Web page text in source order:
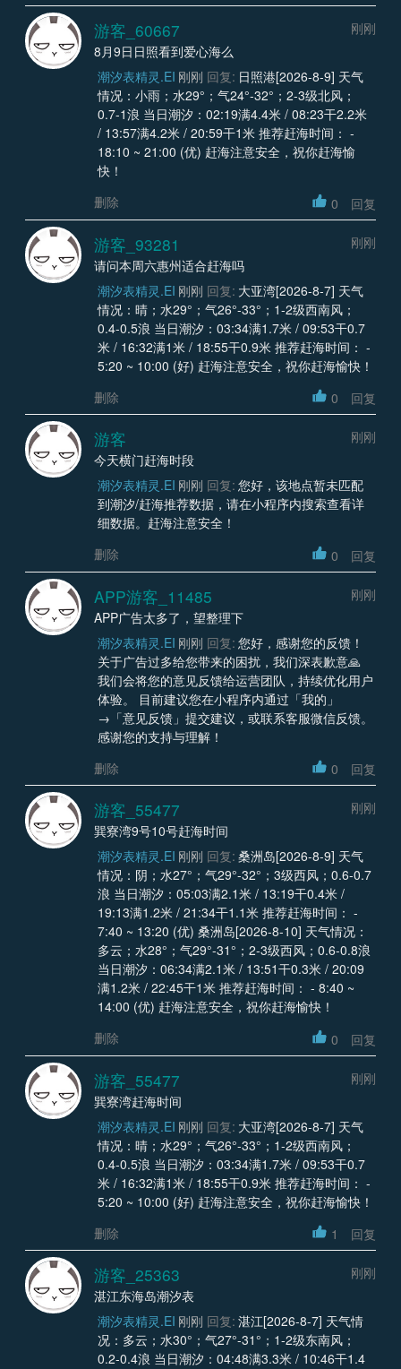
游客_60667
刚刚
8月9日日照看到爱心海么
潮汐表精灵.EI 刚刚 回复: 日照港[2026-8-9] 天气
情况：小雨；水29°；气24°-32°；2-3级北风；
0.7-1浪 当日潮汐：02:19满4.4米 / 08:23干2.2米
/ 13:57满4.2米 / 20:59干1米 推荐赶海时间： -
18:10 ~ 21:00 (优) 赶海注意安全，祝你赶海愉
快！
删除
0 回复
游客_93281
刚刚
请问本周六惠州适合赶海吗
潮汐表精灵.EI 刚刚 回复: 大亚湾[2026-8-7] 天气
情况：晴；水29°；气26°-33°；1-2级西南风；
0.4-0.5浪 当日潮汐：03:34满1.7米 / 09:53干0.7
米 / 16:32满1米 / 18:55干0.9米 推荐赶海时间： -
5:20 ~ 10:00 (好) 赶海注意安全，祝你赶海愉快！
删除
0 回复
游客
刚刚
今天横门赶海时段
潮汐表精灵.EI 刚刚 回复: 您好，该地点暂未匹配
到潮汐/赶海推荐数据，请在小程序内搜索查看详
细数据。赶海注意安全！
删除
0 回复
APP游客_11485
刚刚
APP广告太多了，望整理下
潮汐表精灵.EI 刚刚 回复: 您好，感谢您的反馈！
关于广告过多给您带来的困扰，我们深表歉意🙏
我们会将您的意见反馈给运营团队，持续优化用户
体验。 目前建议您在小程序内通过「我的」
→「意见反馈」提交建议，或联系客服微信反馈。
感谢您的支持与理解！
删除
0 回复
游客_55477
刚刚
巽寮湾9号10号赶海时间
潮汐表精灵.EI 刚刚 回复: 桑洲岛[2026-8-9] 天气
情况：阴；水27°；气29°-32°；3级西风；0.6-0.7
浪 当日潮汐：05:03满2.1米 / 13:19干0.4米 /
19:13满1.2米 / 21:34干1.1米 推荐赶海时间： -
7:40 ~ 13:20 (优) 桑洲岛[2026-8-10] 天气情况：
多云；水28°；气29°-31°；2-3级西风；0.6-0.8浪
当日潮汐：06:34满2.1米 / 13:51干0.3米 / 20:09
满1.2米 / 22:45干1米 推荐赶海时间： - 8:40 ~
14:00 (优) 赶海注意安全，祝你赶海愉快！
删除
0 回复
游客_55477
刚刚
巽寮湾赶海时间
潮汐表精灵.EI 刚刚 回复: 大亚湾[2026-8-7] 天气
情况：晴；水29°；气26°-33°；1-2级西南风；
0.4-0.5浪 当日潮汐：03:34满1.7米 / 09:53干0.7
米 / 16:32满1米 / 18:55干0.9米 推荐赶海时间： -
5:20 ~ 10:00 (好) 赶海注意安全，祝你赶海愉快！
删除
1 回复
游客_25363
刚刚
湛江东海岛潮汐表
潮汐表精灵.EI 刚刚 回复: 湛江[2026-8-7] 天气情
况：多云；水30°；气27°-31°；1-2级东南风；
0.2-0.4浪 当日潮汐：04:48满3.3米 / 10:46干1.4